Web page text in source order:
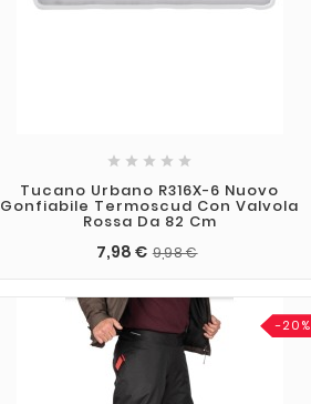
    
Tucano Urbano R316X-6 Nuovo
Gonfiabile Termoscud Con Valvola
Rossa Da 82 Cm
7,98 € 9,98 €
-20%